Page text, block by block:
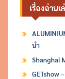
เรื่องอ่าน
นำ
Shanghai
GETshow